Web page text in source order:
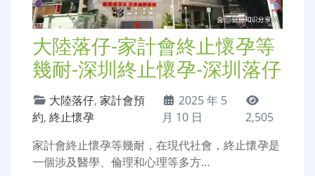
大陸落仔-家計會終止懷孕等
幾耐-深圳終止懷孕-深圳落仔
大陸落仔, 家計會預
約, 終止懷孕
2025 年 5
月 10 日
2,505
家計會終止懷孕等幾耐，在現代社會，終止懷孕是
一個涉及醫學、倫理和心理等多方…